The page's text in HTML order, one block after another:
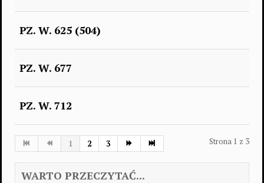
PZ. W. 625 (504)
PZ. W. 677
PZ. W. 712
Strona 1 z 3
1 2 3
WARTO PRZECZYTAĆ...